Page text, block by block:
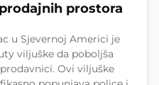
prostora
u Sjevernoj Americi je
viljuške da poboljša
Ovi viljuške